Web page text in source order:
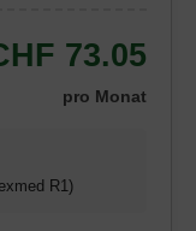
73.05
pro Monat
R1)